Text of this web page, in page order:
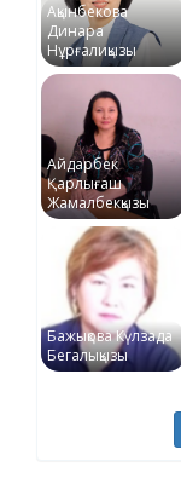
Ақынбекова
Динара
Нұрғалиқызы
Айдарбек
Қарлығаш
Жамалбекқызы
Бажықова Күлзада
Бегалықызы